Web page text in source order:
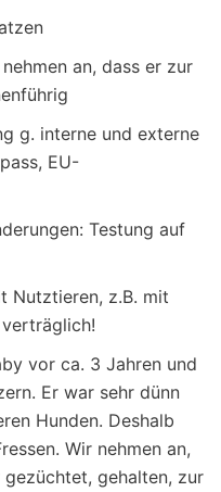
an, dass er zur
g. interne und externe
EU-
Testung auf
Nutztieren, z.B. mit
verträglich!
vor ca. 3 Jahren und
Er war sehr dünn
Hunden. Deshalb
Wir nehmen an,
gehalten, zur